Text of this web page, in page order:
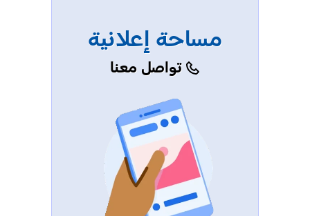
مساحة إعلانية
تواصل معنا